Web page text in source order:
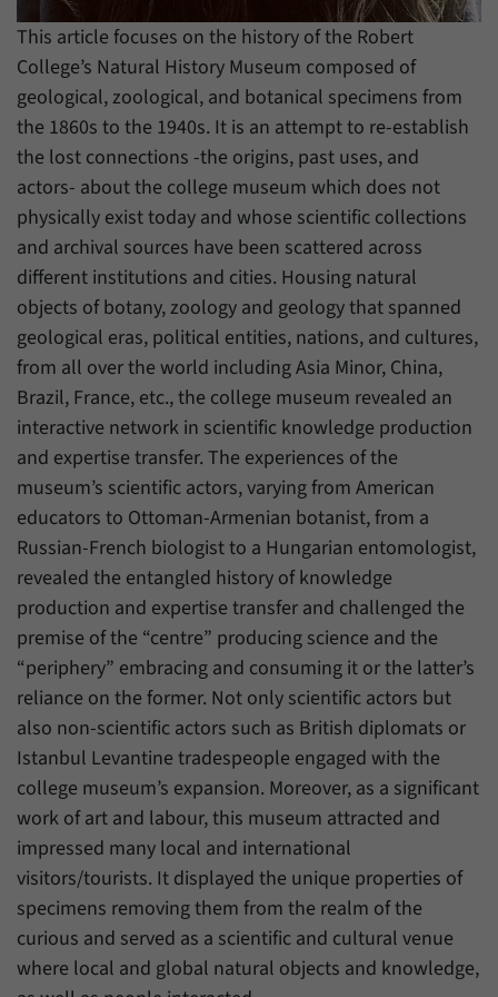
This article focuses on the history of the Robert
College’s Natural History Museum composed of
geological, zoological, and botanical specimens from
the 1860s to the 1940s. It is an attempt to re-establish
the lost connections -the origins, past uses, and
actors- about the college museum which does not
physically exist today and whose scientific collections
and archival sources have been scattered across
different institutions and cities. Housing natural
objects of botany, zoology and geology that spanned
geological eras, political entities, nations, and cultures,
from all over the world including Asia Minor, China,
Brazil, France, etc., the college museum revealed an
interactive network in scientific knowledge production
and expertise transfer. The experiences of the
museum’s scientific actors, varying from American
educators to Ottoman-Armenian botanist, from a
Russian-French biologist to a Hungarian entomologist,
revealed the entangled history of knowledge
production and expertise transfer and challenged the
premise of the “centre” producing science and the
“periphery” embracing and consuming it or the latter’s
reliance on the former. Not only scientific actors but
also non-scientific actors such as British diplomats or
Istanbul Levantine tradespeople engaged with the
college museum’s expansion. Moreover, as a significant
work of art and labour, this museum attracted and
impressed many local and international
visitors/tourists. It displayed the unique properties of
specimens removing them from the realm of the
curious and served as a scientific and cultural venue
where local and global natural objects and knowledge,
Zweck
generierte ID, für die historische Speicherung
Ihrer vorgenommen Einstellungen, falls der
Webseiten-Betreiber dies eingestellt hat.
Name _pk_ref
Anbieter Matomo
Laufzeit 6 Monate
Zweck
Mit diesem Cookie können wir speichern, von
welcher Internetseite oder Suchmaschine
Besucher durch eine Verlinkung auf unsere
Internetseite weitergeleitet wurden.
Name _pk_ses
Anbieter Matomo
Laufzeit 30 Minuten
Zweck
Mit diesem Cookie können wir für kurze Zeit
Daten über den aktuellen Aufenthalt von
Besuchern auf unserer Internetseite
speichern.